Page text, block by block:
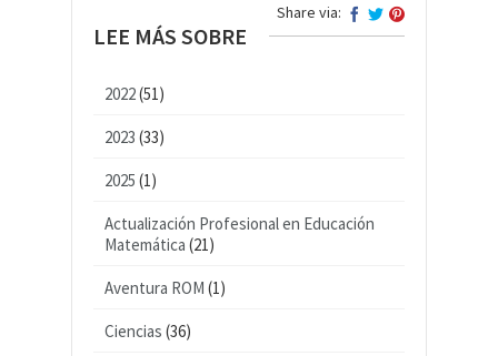
Share via:
LEE MÁS SOBRE
2022(51)
2023 (33)
2025 (1)
Actualización Profesional en Educación
Matemática (21)
Aventura ROM (1)
Ciencias (36)